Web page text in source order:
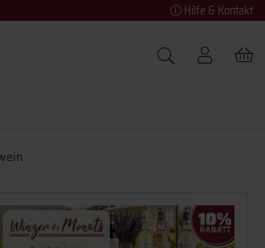
Hilfe & Kontakt